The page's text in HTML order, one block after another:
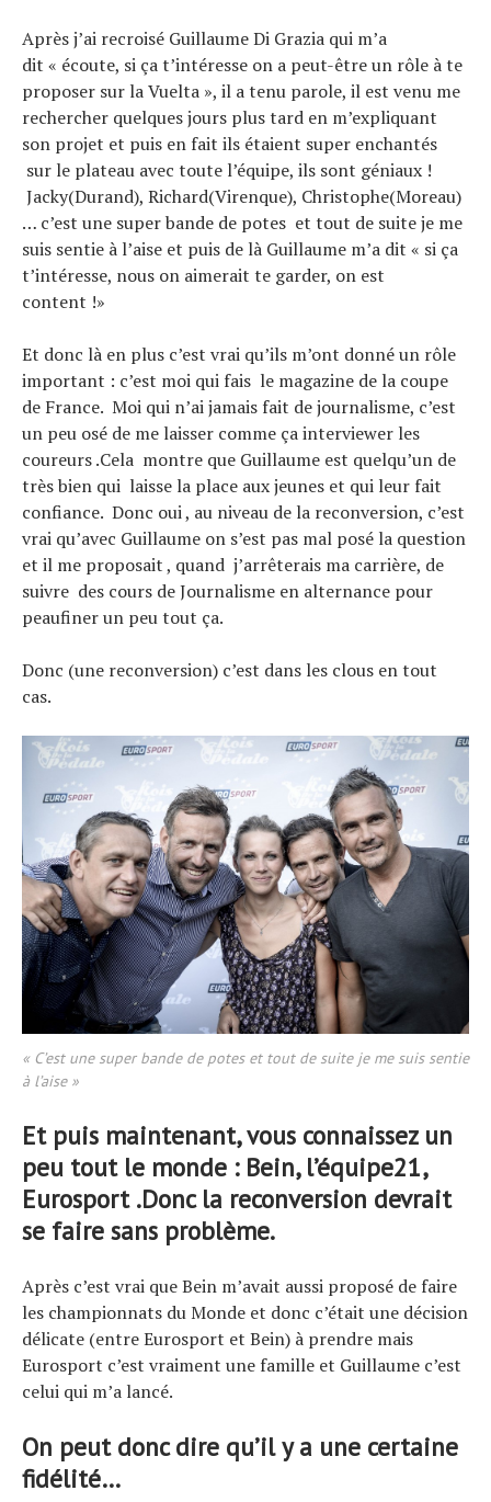
Après j’ai recroisé Guillaume Di Grazia qui m’a
dit « écoute, si ça t’intéresse on a peut-être un rôle à te
proposer sur la Vuelta », il a tenu parole, il est venu me
rechercher quelques jours plus tard en m’expliquant
son projet et puis en fait ils étaient super enchantés
sur le plateau avec toute l’équipe, ils sont géniaux !
Jacky(Durand), Richard(Virenque), Christophe(Moreau)
… c’est une super bande de potes et tout de suite je me
suis sentie à l’aise et puis de là Guillaume m’a dit « si ça
t’intéresse, nous on aimerait te garder, on est
content !»
Et donc là en plus c’est vrai qu’ils m’ont donné un rôle
important : c’est moi qui fais le magazine de la coupe
de France. Moi qui n’ai jamais fait de journalisme, c’est
un peu osé de me laisser comme ça interviewer les
coureurs .Cela montre que Guillaume est quelqu’un de
très bien qui laisse la place aux jeunes et qui leur fait
confiance. Donc oui , au niveau de la reconversion, c’est
vrai qu’avec Guillaume on s’est pas mal posé la question
et il me proposait , quand j’arrêterais ma carrière, de
suivre des cours de Journalisme en alternance pour
peaufiner un peu tout ça.
Donc (une reconversion) c’est dans les clous en tout
cas.
« C’est une super bande de potes et tout de suite je me suis sentie
à l’aise »
Et puis maintenant, vous connaissez un
peu tout le monde : Bein, l’équipe21,
Eurosport .Donc la reconversion devrait
se faire sans problème.
Après c’est vrai que Bein m’avait aussi proposé de faire
les championnats du Monde et donc c’était une décision
délicate (entre Eurosport et Bein) à prendre mais
Eurosport c’est vraiment une famille et Guillaume c’est
celui qui m’a lancé.
On peut donc dire qu’il y a une certaine
fidélité…